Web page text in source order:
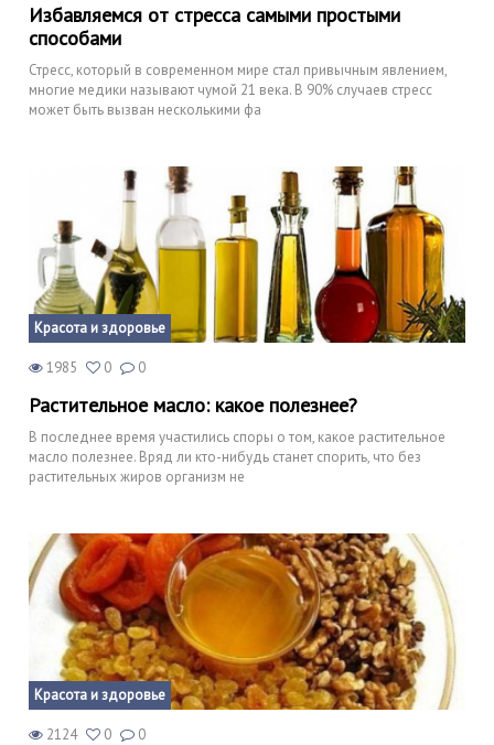
Избавляемся от стресса самыми простыми
способами
Стресс, который в современном мире стал привычным явлением,
многие медики называют чумой 21 века. В 90% случаев стресс
может быть вызван несколькими фа
Красота и здоровье
1985 0 0
Растительное масло: какое полезнее?
В последнее время участились споры о том, какое растительное
масло полезнее. Вряд ли кто-нибудь станет спорить, что без
растительных жиров организм не
Красота и здоровье
2124 0 0